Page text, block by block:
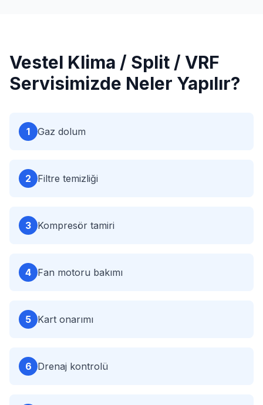
Vestel Klima / Split / VRF
Servisimizde Neler Yapılır?
1 Gaz dolum
2 Filtre temizliği
3 Kompresör tamiri
4 Fan motoru bakımı
5 Kart onarımı
6 Drenaj kontrolü